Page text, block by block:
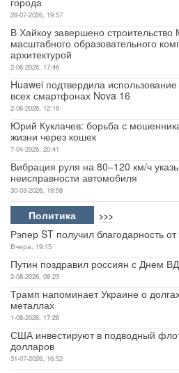
28-07-2026, 19:57
В Хайкоу завершено
масштабного образовательного
архитектурой
2-06-2026, 17:46
Huawei подтвердила
всех смартфонах Nova 16
2-06-2026, 12:18
Юрий Куклачев: борьба с
жизни через кошек
7-04-2026, 20:41
Вибрация руля на 80–120 км/ч
неисправности автомобиля
30-03-2026, 19:58
Политика >>>
Рэпер ST получил благодарность
Вчера, 19:15
Путин поздравил россиян с Днем
2-08-2026, 09:23
Трамп напоминает Украине о
металлах
1-08-2026, 17:28
США инвестируют в подводный
долларов
31-07-2026, 16:52